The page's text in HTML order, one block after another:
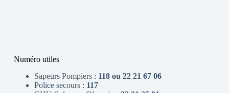
Numéro utiles
Sapeurs Pompiers : 118 ou 22 21 67 06
Police secours : 117